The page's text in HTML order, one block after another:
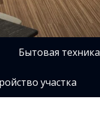
Бытовая техника
участка